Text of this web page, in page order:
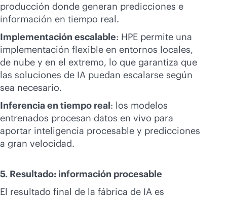
producción donde generan predicciones e
información en tiempo real.
Implementación escalable: HPE permite una
implementación flexible en entornos locales,
de nube y en el extremo, lo que garantiza que
las soluciones de IA puedan escalarse según
sea necesario.
Inferencia en tiempo real: los modelos
entrenados procesan datos en vivo para
aportar inteligencia procesable y predicciones
a gran velocidad.
5. Resultado: información procesable
El resultado final de la fábrica de IA es